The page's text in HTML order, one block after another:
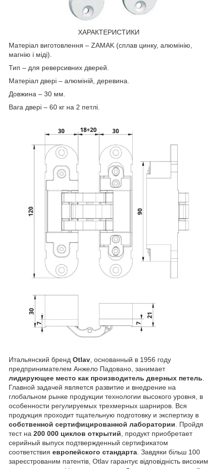
ХАРАКТЕРИСТИКИ
Матеріал виготовлення – ZAMAK (сплав цинку, алюмінію,
магнію і міді).
Тип – для реверсивних дверей.
Матеріал двері – алюміній, деревина.
Довжина – 30 мм.
Вага двері – 60 кг на 2 петлі.
Итальянский бренд Otlav, основанный в 1956 году
предпринимателем Анжело Падовано, занимает
лидирующее место как производитель дверных петель.
Главной задачей является развитие и внедрение на
глобальном рынке продукции технологии высокого уровня, в
особенности регулируемых трехмерных шарниров. Вся
продукция проходит тщательную подготовку и экспертизу в
собственной сертифицированной лаборатории. Пройдя
тест на 200 000 циклов открытий, продукт приобретает
серийный выпуск подтвержденный сертификатом
соответствия европейского стандарта. Завдяки більш 100
зареєстрованим патентів, Otlav гарантує відповідність високим